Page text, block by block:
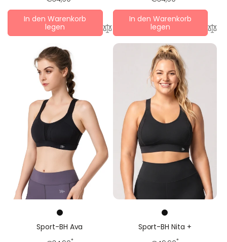
Preis
In den Warenkorb
legen
Preis
In den Warenkorb
legen
Sport-BH Ava
Sport-BH Nita +